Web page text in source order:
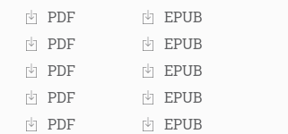
PDF
EPUB
PDF
EPUB
PDF
EPUB
PDF
EPUB
PDF
EPUB